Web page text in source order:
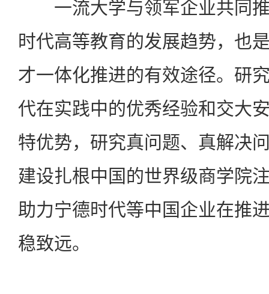
一流大学与领军企业共同推
时代高等教育的发展趋势，也
才一体化推进的有效途径。研
代在实践中的优秀经验和交大
特优势，研究真问题、真解决
建设扎根中国的世界级商学院
助力宁德时代等中国企业在推
稳致远。